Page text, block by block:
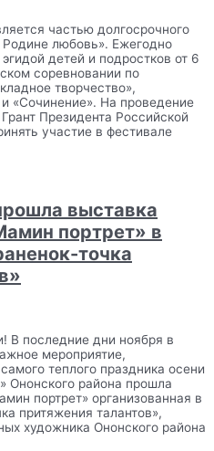
частью долгосрочного
Родине любовь». Ежегодно
детей и подростков от 6
соревновании по
творчество»,
«Сочинение». На проведение
Президента Российской
участие в фестивале
выставка
портрет» в
точка
В последние дни ноября в
мероприятие,
теплого праздника осени
района прошла
портрет» организованная в
притяжения талантов»,
художника Ононского района